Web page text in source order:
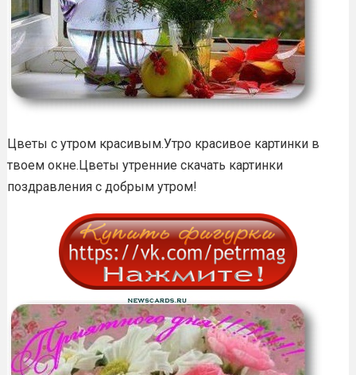
Цветы с утром красивым.Утро красивое картинки в
твоем окне.Цветы утренние скачать картинки
поздравления с добрым утром!